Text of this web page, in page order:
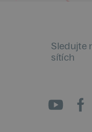
Sledujte
sítích